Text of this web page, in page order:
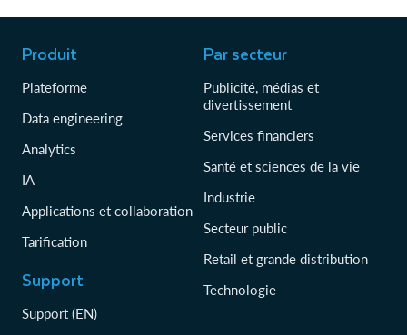
Produit
Plateforme
Data engineering
Analytics
IA
Applications et collaboration
Tarification
Support
Support (EN)
Par secteur
Publicité, médias et
divertissement
Services financiers
Santé et sciences de la vie
Industrie
Secteur public
Retail et grande distribution
Technologie